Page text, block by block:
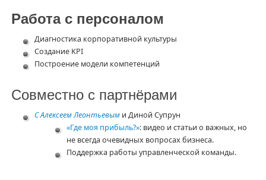
Работа с персоналом
Диагностика корпоративной культуры
Создание KPI
Построение модели компетенций
Совместно с партнёрами
С Алексеем Леонтьевыми Диной Супрун
«Где моя прибыль?»: видео и статьи о важных, но
не всегда очевидных вопросах бизнеса.
Поддержка работы управленческой команды.